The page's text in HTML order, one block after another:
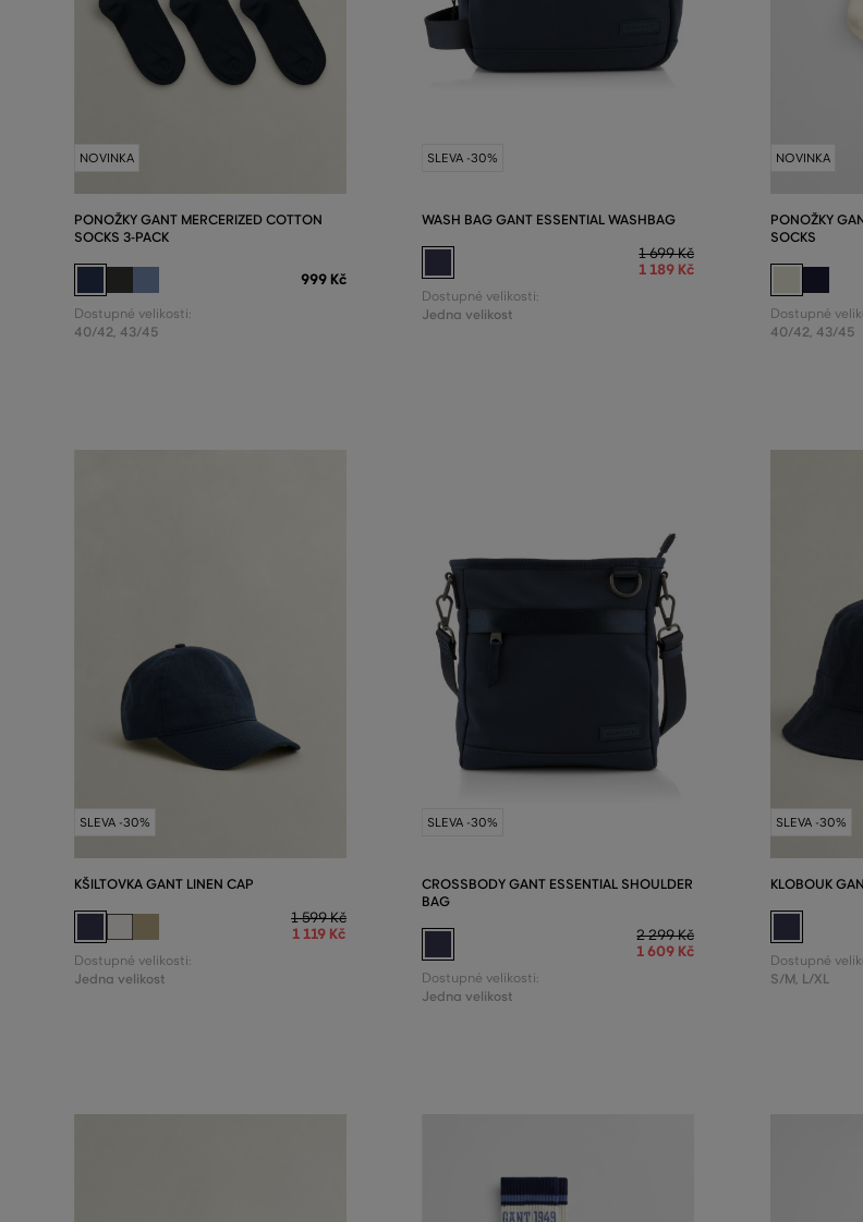
NOVINKA
PONOŽKY GANT MERCERIZED COTTON
SOCKS 3-PACK
999 Kč
Dostupné velikosti:
40/42, 43/45
SLEVA -30%
WASH BAG GANT ESSENTIAL WASHBAG
1 699 Kč
1 189 Kč
Dostupné velikosti:
Jedna velikost
NOVINKA
PONOŽKY
SOCKS
Dostupné
40/42, 43/45
SLEVA -30%
KŠILTOVKA GANT LINEN CAP
1 599 Kč
1 119 Kč
Dostupné velikosti:
Jedna velikost
SLEVA -30%
CROSSBODY GANT ESSENTIAL SHOULDER
BAG
2 299 Kč
1 609 Kč
Dostupné velikosti:
Jedna velikost
SLEVA -30%
KLOBOUK
Dostupné
S/M, L/XL